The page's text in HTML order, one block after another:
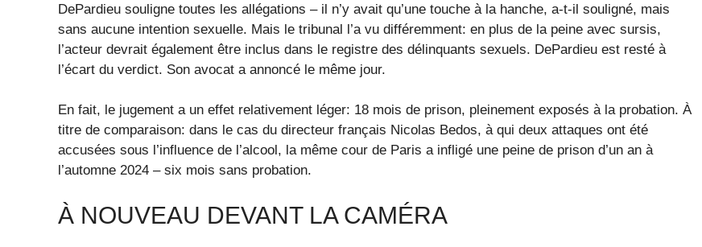
DePardieu souligne toutes les allégations – il n’y avait qu’une touche à la hanche, a-t-il souligné, mais
sans aucune intention sexuelle. Mais le tribunal l’a vu différemment: en plus de la peine avec sursis,
l’acteur devrait également être inclus dans le registre des délinquants sexuels. DePardieu est resté à
l’écart du verdict. Son avocat a annoncé le même jour.
En fait, le jugement a un effet relativement léger: 18 mois de prison, pleinement exposés à la probation. À
titre de comparaison: dans le cas du directeur français Nicolas Bedos, à qui deux attaques ont été
accusées sous l’influence de l’alcool, la même cour de Paris a infligé une peine de prison d’un an à
l’automne 2024 – six mois sans probation.
À NOUVEAU DEVANT LA CAMÉRA